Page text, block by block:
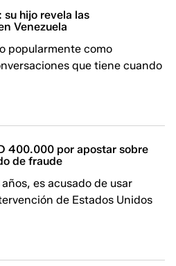
hijo revela las
Venezuela
popularmente como
que tiene cuando
400.000 por apostar sobre
de fraude
es acusado de usar
de Estados Unidos